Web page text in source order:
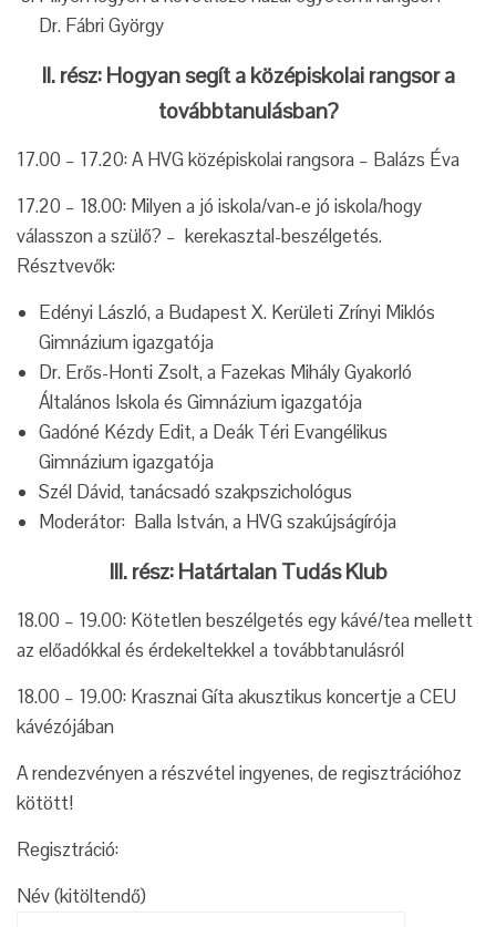
Dr. Fábri György
II. rész: Hogyan segít a középiskolai rangsor a
továbbtanulásban?
17.00 – 17.20: A HVG középiskolai rangsora – Balázs Éva
17.20 – 18.00: Milyen a jó iskola/van-e jó iskola/hogy
válasszon a szülő? – kerekasztal-beszélgetés.
Résztvevők:
Edényi László, a Budapest X. Kerületi Zrínyi Miklós
Gimnázium igazgatója
Dr. Erős-Honti Zsolt, a Fazekas Mihály Gyakorló
Általános Iskola és Gimnázium igazgatója
Gadóné Kézdy Edit, a Deák Téri Evangélikus
Gimnázium igazgatója
Szél Dávid, tanácsadó szakpszichológus
Moderátor: Balla István, a HVG szakújságírója
III. rész: Határtalan Tudás Klub
18.00 – 19.00: Kötetlen beszélgetés egy kávé/tea mellett
az előadókkal és érdekeltekkel a továbbtanulásról
18.00 – 19.00: Krasznai Gíta akusztikus koncertje a CEU
kávézójában
A rendezvényen a részvétel ingyenes, de regisztrációhoz
kötött!
Regisztráció:
Név (kitöltendő)